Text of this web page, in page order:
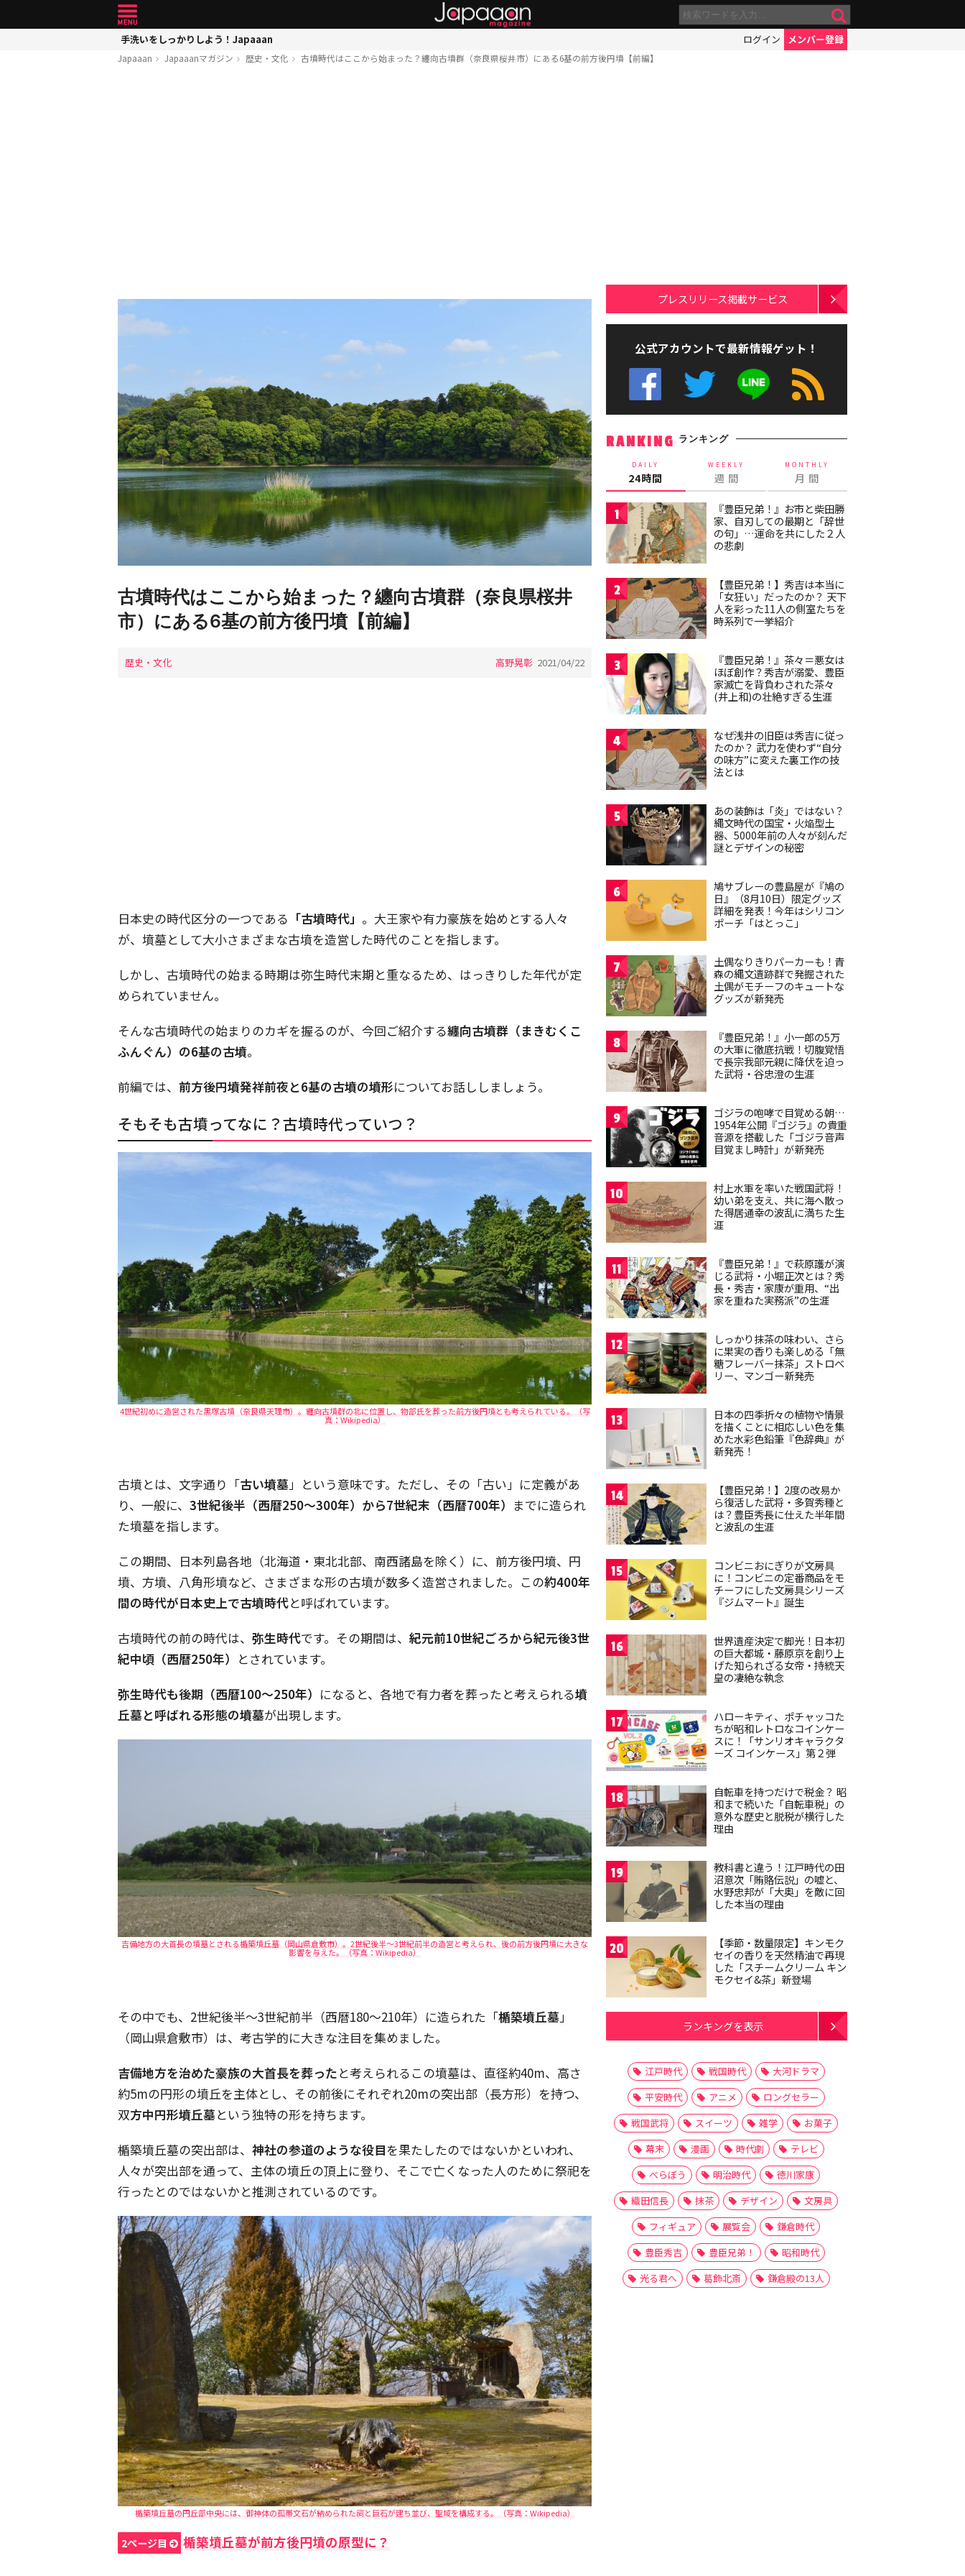
手洗いをしっかりしよう！Japaaan ログイン メンバー登録
Japaaan Japaaanマガジン 歴史・文化 古墳時代はここから始まった？纏向古墳群（奈良県桜井市）にある6基の前方後円墳【前編】
古墳時代はここから始まった？纏向古墳群（奈良県桜井
市）にある6基の前方後円墳【前編】
歴史・文化 高野晃彰 2021/04/22
日本史の時代区分の一つである 「古墳時代」 。大王家や有力豪族を始めとする人々
が、墳墓として大小さまざまな古墳を造営した時代のことを指します。
しかし、古墳時代の始まる時期は弥生時代末期と重なるため、はっきりした年代が定
められていません。
そんな古墳時代の始まりのカギを握るのが、今回ご紹介する纏向古墳群（まきむくこ
ふんぐん）の6基の古墳。
前編では、 前方後円墳発祥前夜と6基の古墳の墳形についてお話ししましょう。
そもそも古墳ってなに？古墳時代っていつ？
4世紀初めに造営された黒塚古墳（奈良県天理市）。纏向古墳群の北に位置し、物部氏を葬った前方後円墳とも考えられている。（写
真：Wikipedia）
古墳とは、文字通り「古い墳墓」という意味です。ただし、その「古い」に定義があ
り、一般に、 3世紀後半（西暦250～300年）から7世紀末（西暦700年） までに造られ
た墳墓を指します。
この期間、日本列島各地（北海道・東北北部、南西諸島を除く）に、前方後円墳、円
墳、方墳、八角形墳など、さまざまな形の古墳が数多く造営されました。この約400年
間の時代が日本史上で古墳時代と呼ばれています。
古墳時代の前の時代は、 弥生時代です。その期間は、 紀元前10世紀ごろから紀元後3世
紀中頃（西暦250年） とされています。
弥生時代も後期（西暦100～250年） になると、各地で有力者を葬ったと考えられる墳
丘墓と呼ばれる形態の墳墓が出現します。
吉備地方の大首長の墳墓とされる楯築墳丘墓（岡山県倉敷市）。2世紀後半～3世紀前半の造営と考えられ、後の前方後円墳に大きな
影響を与えた。（写真：Wikipedia）
その中でも、2世紀後半～3世紀前半（西暦180～210年）に造られた「楯築墳丘墓」
（岡山県倉敷市）は、考古学的に大きな注目を集めました。
吉備地方を治めた豪族の大首長を葬ったと考えられるこの墳墓は、直径約40m、高さ
約5mの円形の墳丘を主体とし、その前後にそれぞれ20mの突出部（長方形）を持つ、
双方中円形墳丘墓という独特の形を持ちます。
楯築墳丘墓の突出部は、 神社の参道のような役目を果たしたのではないかといわれ、
人々が突出部を通って、主体の墳丘の頂上に登り、そこで亡くなった人のために祭祀を
行ったとのではないかと推測されているのです。
楯築墳丘墓の円丘部中央には、御神体の孤帯文石が納められた祠と巨石が建ち並び、聖域を構成する。（写真：Wikipedia）
2ページ目 楯築墳丘墓が前方後円墳の原型に？
プレスリリース掲載サービス
公式アカウントで最新情報ゲット！
RANKING ランキング
DAILY
24時間
WEEKLY
週 間
MONTHLY
月 間
1
『豊臣兄弟！』お市と柴田勝
家、自刃しての最期と「辞世
の句」…運命を共にした２人
の悲劇
2
【豊臣兄弟！】秀吉は本当に
「女狂い」だったのか？ 天下
人を彩った11人の側室たちを
時系列で一挙紹介
3
『豊臣兄弟！』茶々＝悪女は
ほぼ創作？秀吉が溺愛、豊臣
家滅亡を背負わされた茶々
(井上和)の壮絶すぎる生涯
4
なぜ浅井の旧臣は秀吉に従っ
たのか？ 武力を使わず“自分
の味方”に変えた裏工作の技
法とは
5
あの装飾は「炎」ではない？
縄文時代の国宝・火焔型土
器、5000年前の人々が刻んだ
謎とデザインの秘密
6
鳩サブレーの豊島屋が『鳩の
日』（8月10日）限定グッズ
詳細を発表！今年はシリコン
ポーチ「はとっこ」
7
土偶なりきりパーカーも！青
森の縄文遺跡群で発掘された
土偶がモチーフのキュートな
グッズが新発売
8
『豊臣兄弟！』小一郎の5万
の大軍に徹底抗戦！切腹覚悟
で長宗我部元親に降伏を迫っ
た武将・谷忠澄の生涯
9
ゴジラの咆哮で目覚める朝…
1954年公開『ゴジラ』の貴重
音源を搭載した「ゴジラ音声
目覚まし時計」が新発売
10
村上水軍を率いた戦国武将！
幼い弟を支え、共に海へ散っ
た得居通幸の波乱に満ちた生
涯
11
『豊臣兄弟！』で萩原護が演
じる武将・小堀正次とは？秀
長・秀吉・家康が重用、“出
家を重ねた実務派”の生涯
12
しっかり抹茶の味わい、さら
に果実の香りも楽しめる「無
糖フレーバー抹茶」ストロベ
リー、マンゴー新発売
13
日本の四季折々の植物や情景
を描くことに相応しい色を集
めた水彩色鉛筆『色辞典』が
新発売！
14
【豊臣兄弟！】2度の改易か
ら復活した武将・多賀秀種と
は？豊臣秀長に仕えた半年間
と波乱の生涯
15
コンビニおにぎりが文房具
に！コンビニの定番商品をモ
チーフにした文房具シリーズ
『ジムマート』誕生
16
世界遺産決定で脚光！日本初
の巨大都城・藤原京を創り上
げた知られざる女帝・持統天
皇の凄絶な執念
17
ハローキティ、ポチャッコた
ちが昭和レトロなコインケー
スに！「サンリオキャラクタ
ーズ コインケース」第２弾
18
自転車を持つだけで税金？ 昭
和まで続いた「自転車税」の
意外な歴史と脱税が横行した
理由
19
教科書と違う！江戸時代の田
沼意次「賄賂伝説」の嘘と、
水野忠邦が「大奥」を敵に回
した本当の理由
20
【季節・数量限定】キンモク
セイの香りを天然精油で再現
した「スチームクリーム キン
モクセイ&茶」新登場
ランキングを表示
江戸時代 戦国時代
大河ドラマ
平安時代
アニメ
ロングセラー
戦国武将
スイーツ 雑学
お菓子
幕末
漫画 時代劇
テレビ
べらぼう
明治時代
徳川家康
織田信長
抹茶 デザイン
文房具
フィギュア
展覧会
鎌倉時代
豊臣秀吉
豊臣兄弟！
昭和時代
光る君へ
葛飾北斎 鎌倉殿の13人